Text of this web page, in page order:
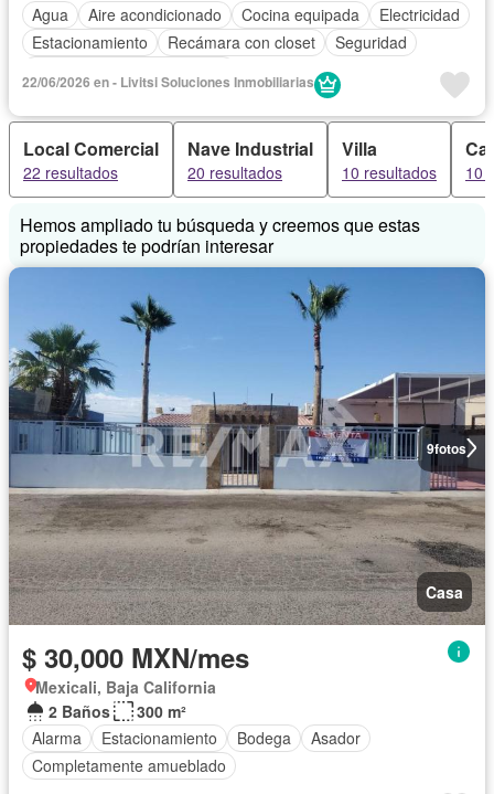
Agua
Aire acondicionado Cocina equipada
Electricidad
Estacionamiento
Recámara con closet
Seguridad
22/06/2026 en - Livitsi Soluciones Inmobiliarias
Local Comercial
22 resultados
Nave Industrial
20 resultados
Villa
10 resultados 10
Hemos ampliado tu búsqueda y creemos que estas
propiedades te podrían interesar
9fotos
Casa
$ 30,000 MXN/mes
Mexicali, Baja California
2 Baños
300 m²
Alarma
Estacionamiento Bodega
Asador
Completamente amueblado